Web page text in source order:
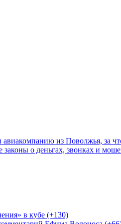
из Поволжья, за
о деньгах, звонках и
в кубе (+130)